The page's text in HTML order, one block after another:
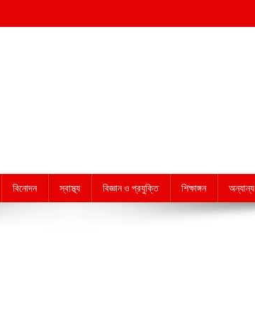
বিনোদন স্বাস্থ্য বিজ্ঞান ও প্রযুক্তি শিক্ষাঙ্গন অন্যান্য